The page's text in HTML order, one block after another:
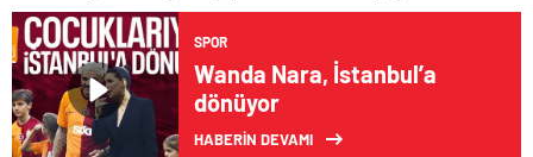
SPOR
Wanda Nara, İstanbul’a
dönüyor
HABERİN DEVAMI